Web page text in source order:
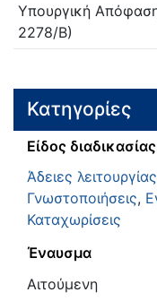
Υπουργική
2278/Β)
Κατηγορίες
Είδος διαδικασίας
Άδειες λειτουργίας
Γνωστοποιήσεις,
Καταχωρίσεις
Έναυσμα
Αιτούμενη